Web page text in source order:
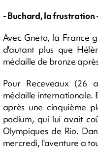
- Buchard, la frustration
Avec Gneto, la France
d'autant plus que
médaille de bronze
Pour Receveaux (26
médaille internationale.
après une cinquième
podium, qui lui avait
Olympiques de Rio.
mercredi, l'aventure a